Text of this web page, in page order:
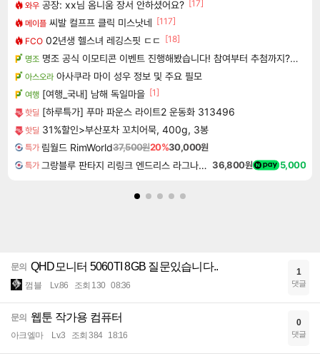
와우 공장: xx님 옴니움 장서 안하셨어요? [17]
메이플 씨발 컬프프 클릭 미스낫네 [117]
FCO 02년생 헬스녀 레깅스핏 ㄷㄷ
[18]
명조 명조 공식 이모티콘 이벤트 진행해봤습니다! 참여부터 추첨까지????
아스오라 아사쿠라 마이 성우 정보 및 주요 필모
여행 [여행_국내] 남해 독일마을 [1]
핫딜 [하루특가] 푸마 파운스 라이트2 운동화 313496
핫딜 31%할인>부산포차 꼬치어묵, 400g, 3봉
특가 림월드 RimWorld37,500원20%30,000원
특가 그랑블루 판타지 리링크 엔드리스 라그나로크 업그레이드 킷 Granblue Fantasy Relink Endless Ragnarok Upgrade Kit DLC 36,800원 5,000
문의 QHD모니터 5060TI 8GB 질문있습니다..
껌블 Lv.86 조회 130 08:36
1
댓글
문의 웹툰 작가용 컴퓨터
아크엘마 Lv.3 조회 384 18:16
0
댓글